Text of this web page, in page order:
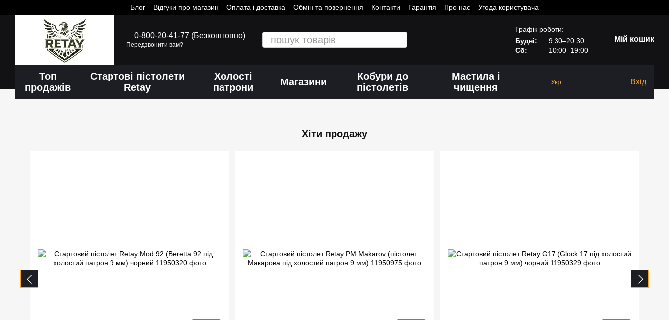
Блог Відгуки про магазин Оплата і доставка Обмін та повернення Контакти Гарантія Про нас Угода користувача
0-800-20-41-77 (Безкоштовно)
Передзвонити вам?
Графік роботи:
Будні:
9:30–20:30
Сб:
10:00–19:00
Мій кошик
Топ
продажів
Стартові пістолети
Retay
Холості
патрони
Магазини
Кобури до
пістолетів
Мастила і
чищення
Укр Вхід
Хіти продажу